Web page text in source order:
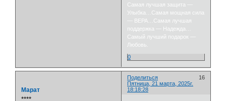
Самая лучшая защита —
Улыбка…Самая мощная сила
— ВЕРА…Самая лучшая
поддержка — Надежда…
Самый лучший подарок —
Любовь.
0
Поделиться
16
Пятница, 21 марта, 2025г.
18:18:28
Марат
⭒⭒⭒⭒